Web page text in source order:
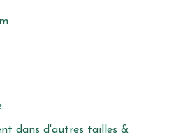
dans d'autres tailles &